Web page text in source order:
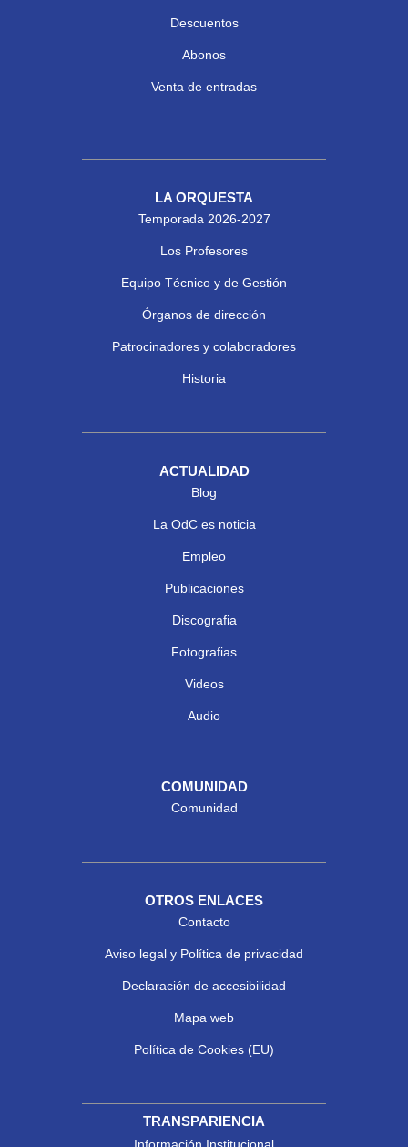
Descuentos
Abonos
Venta de entradas
LA ORQUESTA
Temporada 2026-2027
Los Profesores
Equipo Técnico y de Gestión
Órganos de dirección
Patrocinadores y colaboradores
Historia
ACTUALIDAD
Blog
La OdC es noticia
Empleo
Publicaciones
Discografia
Fotografias
Videos
Audio
COMUNIDAD
Comunidad
OTROS ENLACES
Contacto
Aviso legal y Política de privacidad
Declaración de accesibilidad
Mapa web
Política de Cookies (EU)
TRANSPARIENCIA